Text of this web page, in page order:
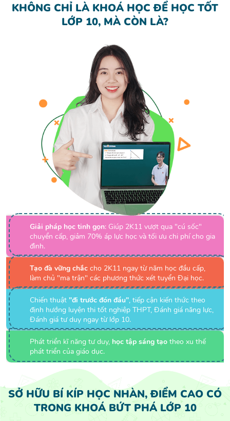
KHÔNG CHỈ LÀ KHOÁ HỌC ĐỂ HỌC TỐT
LỚP 10, MÀ CÒN LÀ?
Giải pháp học tinh gọn: Giúp 2K11 vượt qua "cú sốc"
chuyển cấp, giảm 70% áp lực học và tối ưu chi phí cho gia
đình.
Tạo đà vững chắc cho 2K11 ngay từ năm học đầu cấp,
làm chủ "ma trận" các phương thức xét tuyển Đại học.
Chiến thuật "đi trước đón đầu", tiếp cận kiến thức theo
định hướng luyện thi tốt nghiệp THPT, Đánh giá năng lực,
Đánh giá tư duy ngay từ lớp 10.
Phát triển kĩ năng tư duy, học tập sáng tạo theo xu thế
phát triển của giáo dục.
SỞ HỮU BÍ KÍP HỌC NHÀN, ĐIỂM CAO CÓ
TRONG KHOÁ BỨT PHÁ LỚP 10